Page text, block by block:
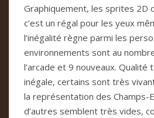
Graphiquement, les sprites 2D
c’est un régal pour les yeux
l’inégalité règne parmi les
environnements sont au
l’arcade et 9 nouveaux. Qualité
inégale, certains sont très
la représentation des Champs-
d’autres semblent très vides,